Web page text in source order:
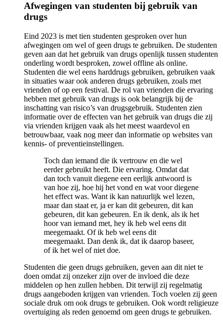
Afwegingen van studenten bij gebruik van
drugs
Eind 2023 is met tien studenten gesproken over hun
afwegingen om wel of geen drugs te gebruiken. De studenten
geven aan dat het gebruik van drugs openlijk tussen studenten
onderling wordt besproken, zowel offline als online.
Studenten die wel eens harddrugs gebruiken, gebruiken vaak
in situaties waar ook anderen drugs gebruiken, zoals met
vrienden of op een festival. De rol van vrienden die ervaring
hebben met gebruik van drugs is ook belangrijk bij de
inschatting van risico’s van drugsgebruik. Studenten zien
informatie over de effecten van het gebruik van drugs die zij
via vrienden krijgen vaak als het meest waardevol en
betrouwbaar, vaak nog meer dan informatie op websites van
kennis- of preventieinstellingen.
Toch dan iemand die ik vertrouw en die wel
eerder gebruikt heeft. Die ervaring. Omdat dat
dan toch vanuit diegene een eerlijk antwoord is
van hoe zij, hoe hij het vond en wat voor diegene
het effect was. Want ik kan natuurlijk wel lezen,
maar dan staat er, ja er kan dit gebeuren, dit kan
gebeuren, dit kan gebeuren. En ik denk, als ik het
hoor van iemand met, hey ik heb wel eens dit
meegemaakt. Of ik heb wel eens dit
meegemaakt. Dan denk ik, dat ik daarop baseer,
of ik het wel of niet doe.
Studenten die geen drugs gebruiken, geven aan dit niet te
doen omdat zij onzeker zijn over de invloed die deze
middelen op hen zullen hebben. Dit terwijl zij regelmatig
drugs aangeboden krijgen van vrienden. Toch voelen zij geen
sociale druk om ook drugs te gebruiken. Ook wordt religieuze
overtuiging als reden genoemd om geen drugs te gebruiken.